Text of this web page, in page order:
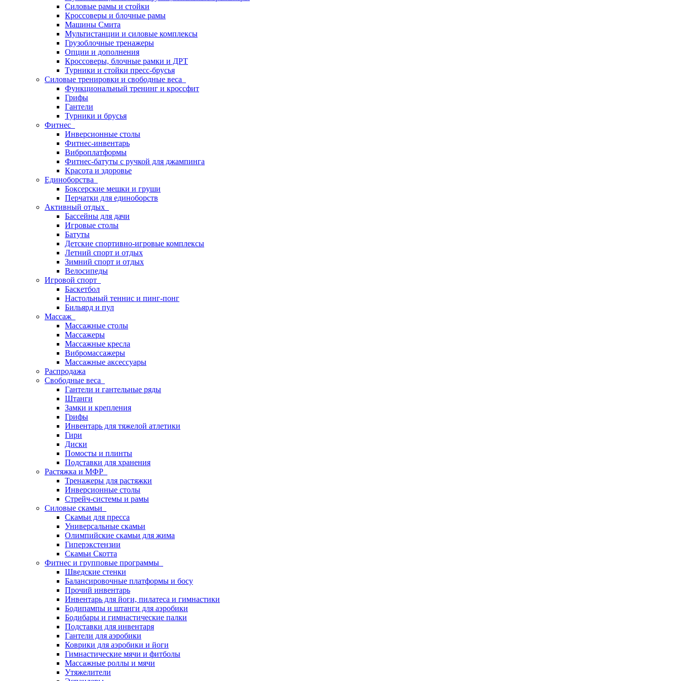
Силовые рамы и стойки
Кроссоверы и блочные рамы
Машины Смита
Мультистанции и силовые комплексы
Грузоблочные тренажеры
Опции и дополнения
Кроссоверы, блочные рамки и ДРТ
Турники и стойки пресс-брусья
Силовые тренировки и свободные веса
Функциональный тренинг и кроссфит
Грифы
Гантели
Турники и брусья
Фитнес
Инверсионные столы
Фитнес-инвентарь
Виброплатформы
Фитнес-батуты с ручкой для джампинга
Красота и здоровье
Единоборства
Боксерские мешки и груши
Перчатки для единоборств
Активный отдых
Бассейны для дачи
Игровые столы
Батуты
Детские спортивно-игровые комплексы
Летний спорт и отдых
Зимний спорт и отдых
Велосипеды
Игровой спорт
Баскетбол
Настольный теннис и пинг-понг
Бильярд и пул
Массаж
Массажные столы
Массажеры
Массажные кресла
Вибромассажеры
Массажные аксессуары
Распродажа
Свободные веса
Гантели и гантельные ряды
Штанги
Замки и крепления
Грифы
Инвентарь для тяжелой атлетики
Гири
Диски
Помосты и плинты
Подставки для хранения
Растяжка и МФР
Тренажеры для растяжки
Инверсионные столы
Стрейч-системы и рамы
Силовые скамьи
Скамьи для пресса
Универсальные скамьи
Олимпийские скамьи для жима
Гиперэкстензии
Скамьи Скотта
Фитнес и групповые программы
Шведские стенки
Балансировочные платформы и босу
Прочий инвентарь
Инвентарь для йоги, пилатеса и гимнастики
Бодипампы и штанги для аэробики
Бодибары и гимнастические палки
Подставки для инвентаря
Гантели для аэробики
Коврики для аэробики и йоги
Гимнастические мячи и фитболы
Массажные роллы и мячи
Утяжелители